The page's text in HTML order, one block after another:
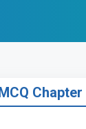
Chapter